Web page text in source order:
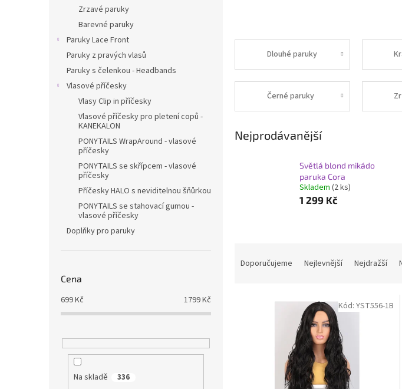
Zrzavé paruky
Barevné paruky
Paruky Lace Front
Paruky z pravých vlasů
Paruky s čelenkou - Headbands
Vlasové příčesky
Vlasy Clip in příčesky
Vlasové příčesky pro pletení copů -
KANEKALON
PONYTAILS WrapAround - vlasové
příčesky
PONYTAILS se skřípcem - vlasové
příčesky
Příčesky HALO s neviditelnou šňůrkou
PONYTAILS se stahovací gumou -
vlasové příčesky
Doplňky pro paruky
Cena
699Kč 1799Kč
Na skladě 336
Dlouhé paruky
Černé paruky
Nejprodávanější
Světlá blond mikádo
paruka Cora
Skladem (2 ks)
1 299 Kč
Doporučujeme Nejlevnější Nejdražší
Kód: YST556-1B